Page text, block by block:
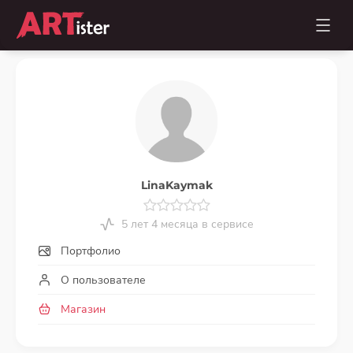
LinaKaymak
5 лет 4 месяца в сервисе
Портфолио
О пользователе
Магазин